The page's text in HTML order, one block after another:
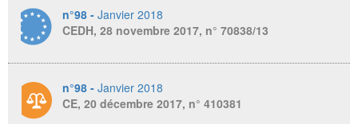
n°98 - Janvier 2018
CEDH, 28 novembre 2017, n° 70838/13
n°98 - Janvier 2018
CE, 20 décembre 2017, n° 410381